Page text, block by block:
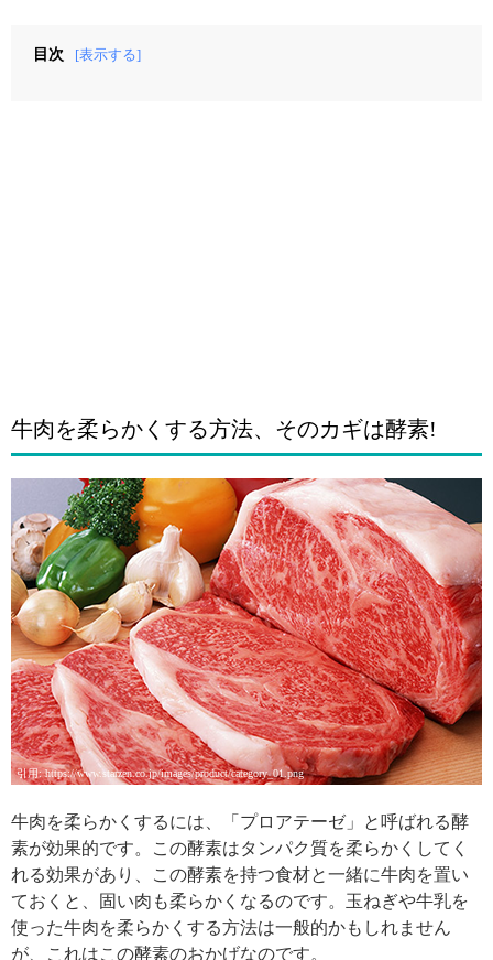
目次 [表示する]
牛肉を柔らかくする方法、そのカギは酵素!
引用: https://www.starzen.co.jp/images/product/category_01.png
牛肉を柔らかくするには、「プロアテーゼ」と呼ばれる酵
素が効果的です。この酵素はタンパク質を柔らかくしてく
れる効果があり、この酵素を持つ食材と一緒に牛肉を置い
ておくと、固い肉も柔らかくなるのです。玉ねぎや牛乳を
使った牛肉を柔らかくする方法は一般的かもしれません
が、これはこの酵素のおかげなのです。